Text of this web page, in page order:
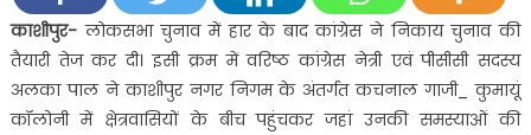
लोकसभा
की
हार
का
बदला
काशीपुर-लोकसभा चुनाव में हार के बाद कांग्रेस ने निकाय चुनाव की
तैयारी तेज कर दी। इसी क्रम में वरिष्ठ कांग्रेस नेत्री एवं पीसीसी सदस्य
अलका पाल ने काशीपुर नगर निगम के अंतर्गत कचनाल गाजी_ कुमायूं
कॉलोनी में क्षेत्रवासियों के बीच पहुंचकर जहां उनकी समस्याओं की